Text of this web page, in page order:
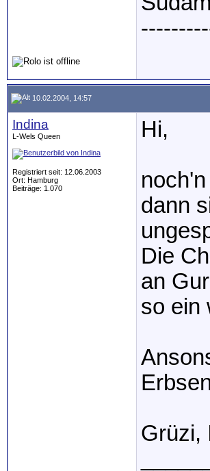
10.02.2004, 14:57
Indina
L-Wels Queen
Registriert seit: 12.06.2003
Ort: Hamburg
Beiträge: 1.070
Hi,
dann
Die
an
so ein
Grüzi,